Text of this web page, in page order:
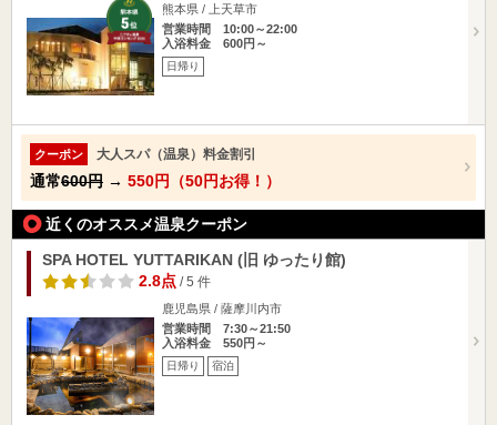
熊本県 / 上天草市
営業時間 10:00～22:00
入浴料金 600円～
日帰り
クーポン 大人スパ（温泉）料金割引
通常600円 → 550円（50円お得！）
近くのオススメ温泉クーポン
SPA HOTEL YUTTARIKAN (旧 ゆったり館)
2.8点/ 5 件
鹿児島県 / 薩摩川内市
営業時間 7:30～21:50
入浴料金 550円～
日帰り 宿泊